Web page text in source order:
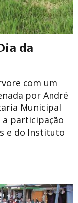
da
com um
por André
Municipal
a participação
e do Instituto